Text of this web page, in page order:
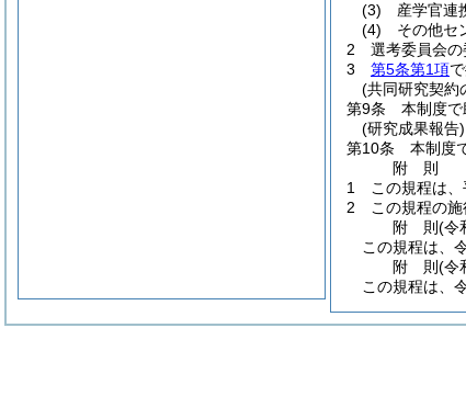
(3)
産学官連
(4)
その他セ
2
選考委員会の
3
第5条第1項
(共同研究契約
第9条
本制度で
(研究成果報告)
第10条
本制度
附 則
1
この規程は
2
この規程の
附 則(令
この規程は、
附 則(令
この規程は、